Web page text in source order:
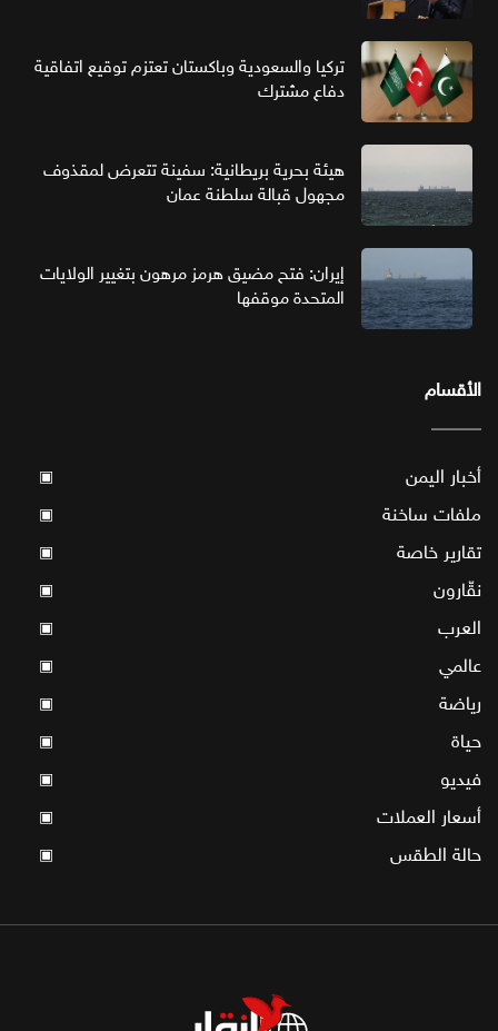
تركيا والسعودية وباكستان تعتزم توقيع اتفاقية
دفاع مشترك
هيئة بحرية بريطانية: سفينة تتعرض لمقذوف
مجهول قبالة سلطنة عمان
إيران: فتح مضيق هرمز مرهون بتغيير الولايات
المتحدة موقفها
الأقسام
أخبار اليمن ▣
ملفات ساخنة ▣
تقارير خاصة ▣
نقّارون ▣
العرب ▣
عالمي ▣
رياضة ▣
حياة ▣
فيديو ▣
أسعار العملات ▣
حالة الطقس ▣